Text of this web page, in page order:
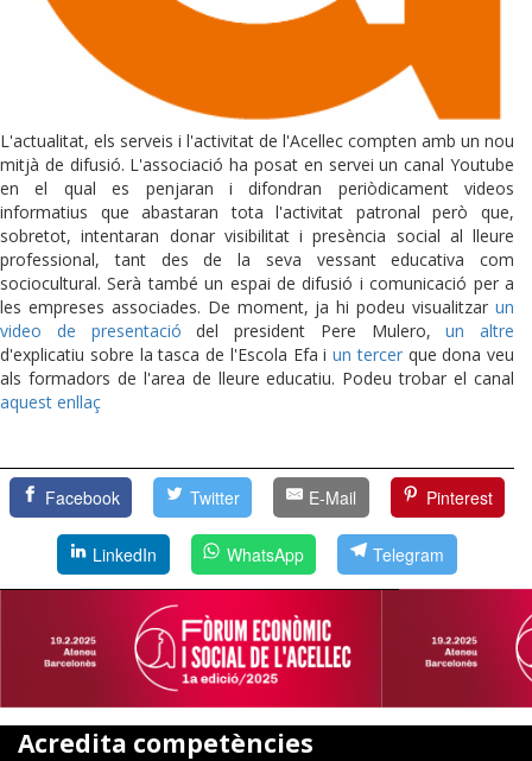
L'actualitat, els serveis i l'activitat de l'Acellec compten amb un nou
mitjà de difusió. L'associació ha posat en servei un canal Youtube
en el qual es penjaran i difondran periòdicament videos
informatius que abastaran tota l'activitat patronal però que,
sobretot, intentaran donar visibilitat i presència social al lleure
professional, tant des de la seva vessant educativa com
sociocultural. Serà també un espai de difusió i comunicació per a
les empreses associades. De moment, ja hi podeu visualitzar un
video de presentació del president Pere Mulero,un altre
d'explicatiu sobre la tasca de l'Escola Efa i un tercerque dona veu
als formadors de l'area de lleure educatiu. Podeu trobar el canal
aquest enllaç
Facebook Twitter E-Mail Pinterest
LinkedIn WhatsApp Telegram
Acredita competències